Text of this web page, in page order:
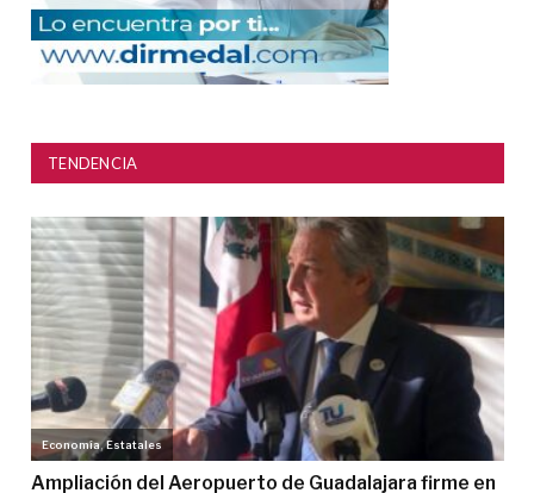
TENDENCIA